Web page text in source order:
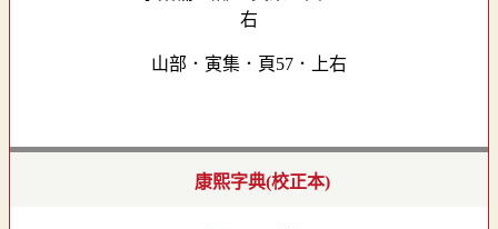
山部．寅集．頁57．上右
康熙字典(校正本)